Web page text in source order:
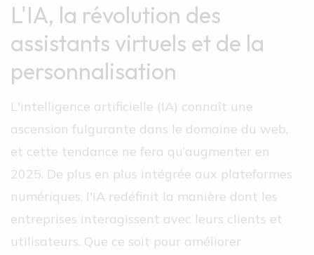
L'IA, la révolution des
assistants virtuels et de la
personnalisation
L'intelligence artificielle (IA) connaît une
ascension fulgurante dans le domaine du web,
et cette tendance ne fera qu’augmenter en
2025. De plus en plus intégrée aux plateformes
numériques, l'IA redéfinit la manière dont les
entreprises interagissent avec leurs clients et
utilisateurs. Que ce soit pour améliorer